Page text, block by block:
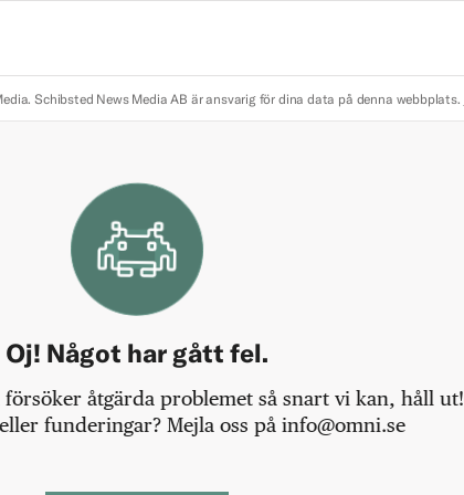
Schibsted News Media AB är ansvarig för dina data på denna webbplats.
Oj! Något har gått fel.
åtgärda problemet så snart vi kan, håll ut!
funderingar? Mejla oss på info@omni.se